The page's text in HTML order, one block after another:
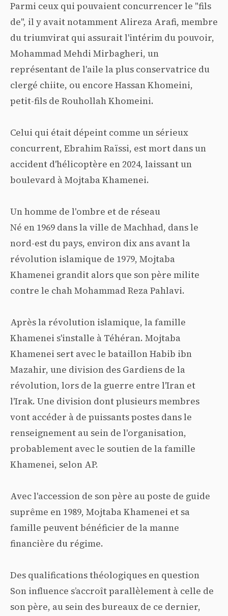
Parmi ceux qui pouvaient concurrencer le "fils
de", il y avait notamment Alireza Arafi, membre
du triumvirat qui assurait l'intérim du pouvoir,
Mohammad Mehdi Mirbagheri, un
représentant de l'aile la plus conservatrice du
clergé chiite, ou encore Hassan Khomeini,
petit-fils de Rouhollah Khomeini.
Celui qui était dépeint comme un sérieux
concurrent, Ebrahim Raïssi, est mort dans un
accident d'hélicoptère en 2024, laissant un
boulevard à Mojtaba Khamenei.
Un homme de l'ombre et de réseau
Né en 1969 dans la ville de Machhad, dans le
nord-est du pays, environ dix ans avant la
révolution islamique de 1979, Mojtaba
Khamenei grandit alors que son père milite
contre le chah Mohammad Reza Pahlavi.
Après la révolution islamique, la famille
Khamenei s'installe à Téhéran. Mojtaba
Khamenei sert avec le bataillon Habib ibn
Mazahir, une division des Gardiens de la
révolution, lors de la guerre entre l'Iran et
l'Irak. Une division dont plusieurs membres
vont accéder à de puissants postes dans le
renseignement au sein de l'organisation,
probablement avec le soutien de la famille
Khamenei, selon AP.
Avec l'accession de son père au poste de guide
suprême en 1989, Mojtaba Khamenei et sa
famille peuvent bénéficier de la manne
financière du régime.
Des qualifications théologiques en question
Son influence s’accroît parallèlement à celle de
son père, au sein des bureaux de ce dernier,